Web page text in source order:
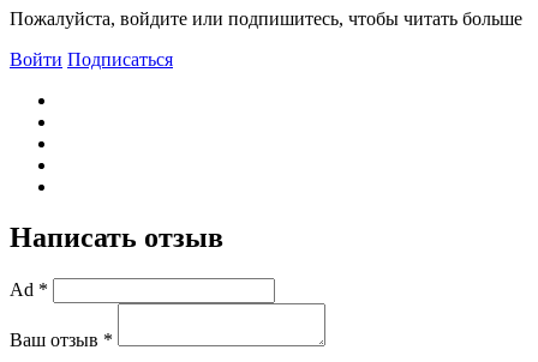
Пожалуйста, войдите или подпишитесь, чтобы читать больше
Войти Подписаться
Написать отзыв
Ad *
Ваш отзыв *